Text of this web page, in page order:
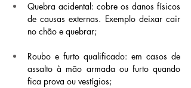
Quebra acidental: cobre os danos físicos
de causas externas. Exemplo deixar cair
no chão e quebrar;
Roubo e furto qualificado: em casos de
assalto à mão armada ou furto quando
fica prova ou vestígios;